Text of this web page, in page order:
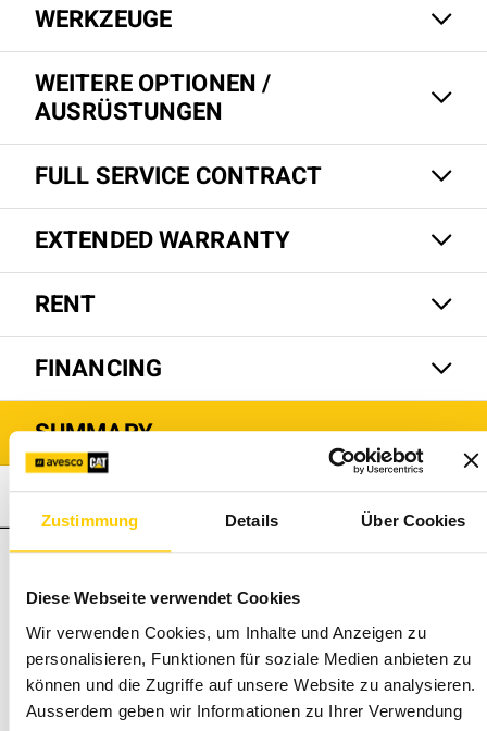
Zustimmung Details Über Cookies
Diese Webseite verwendet Cookies
Wir verwenden Cookies, um Inhalte und Anzeigen zu
personalisieren, Funktionen für soziale Medien anbieten zu
können und die Zugriffe auf unsere Website zu analysieren.
Ausserdem geben wir Informationen zu Ihrer Verwendung
WERKZEUGE
WEITERE OPTIONEN /
AUSRÜSTUNGEN
FULL SERVICE CONTRACT
EXTENDED WARRANTY
RENT
FINANCING
SUMMARY
H140 S
Total price for your
H140 S
51'850 CHF
Personal discount (existing customer only)
The prices are net plus statutory VAT, according to the
general terms and conditions of sale and delivery of Avesco
AG. Don't you find certain options or models? Contact your